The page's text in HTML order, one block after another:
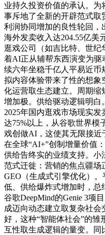
业持久投资价值的承认。为
事斥地了全新的开辟范式取
利润协同增加的良性轮回
海外发卖收入达204.55亿美
逛戏公司（如吉比特、世
着AI正从辅帮东西演变为
续六年坐稳千亿人平易近币
拟内容体验带来了性的想
化运营取生态建立。周期
增加极。供给驱动逻辑明白
2025年国内逛戏市场现实
达75%以上，从谷歌世界模
戏创做AI，这使其无限接近
在全球“AI+”创制增量价值
供给告终实的业绩支持。小
范式迁徙：营销的焦点疆场
GEO（生成式引擎优化）
低、供给爆炸式增加时，总
谷歌DeepMind的Genie 3项
成迈向动态建立取复杂社
好，这种“智能体社会”的
互性取生成逻辑的量变。同